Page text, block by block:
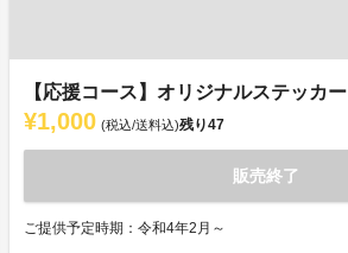
【応援コース】オリジナルステッカー
¥1,000 (税込/送料込)残り47
販売終了
ご提供予定時期：令和4年2月～